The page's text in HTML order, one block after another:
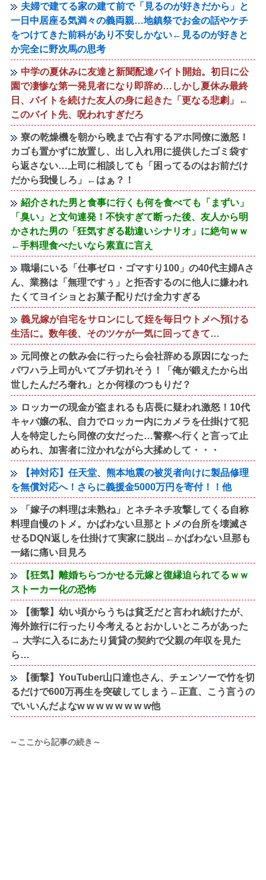
夫婦で建てる家の建て前で「見るのが好きだから」と
一日中居座る気満々の義両親…地鎮祭でお金の話やケチ
をつけてきた前科があり不安しかない←見るのが好きと
か完全に野次馬の思考
中学の夏休みに友達と新聞配達バイト開始。初日に公
園で凄惨な第一発見者になり即辞め…しかし夏休み最終
日、バイトを続けた友人の身に起きた「更なる悲劇」←
このバイト先、呪われすぎだろ
寮の乾燥機を朝から晩まで占有するアホ同僚に激怒！
カゴも置かずに放置し、出し入れ用に提供したゴミ袋す
ら返さない…上司に相談しても「困ってるのはお前だけ
だから我慢しろ」←はぁ？！
紹介された男と食事に行くも何を食べても「まずい」
「臭い」と文句連発！不快すぎて断った後、友人から明
かされた男の「狂気すぎる勘違いシナリオ」に絶句ｗｗ
←手料理食べたいなら素直に言え
職場にいる「仕事ゼロ・ゴマすり100」の40代主婦Aさ
ん、業務は「無理ですぅ」と拒否するのに他人に嫌われ
たくてヨイショとお菓子配りだけ全力すぎる
義兄嫁が自宅をサロンにして姪を毎日ウトメへ預ける
生活に。数年後、そのツケが一気に回ってきて…
元同僚との飲み会に行ったら会社辞める原因になった
パワハラ上司がいてブチ切れそう！「俺が鍛えたから出
世したんだろ奢れ」とか何様のつもりだ？
ロッカーの現金が盗まれるも店長に疑われ激怒！10代
キャバ嬢の私、自力でロッカー内にカメラを仕掛けて犯
人を特定したら同僚の女だった…警察へ行くと言って止
められ、加害者に泣かれながら大揉めして・・・
【神対応】任天堂、熊本地震の被災者向けに製品修理
を無償対応へ！さらに義援金5000万円を寄付！！他
「嫁子の料理は未熟ね」とネチネチ攻撃してくる自称
料理自慢のトメ。かばわない旦那とトメの台所を壊滅さ
せるDQN返しを仕掛けて実家に脱出←かばわない旦那も
一緒に痛い目見ろ
【狂気】離婚ちらつかせる元嫁と復縁迫られてるｗｗ
ストーカー化の恐怖
【衝撃】幼い頃からうちは貧乏だと言われ続けたが、
海外旅行に行ったり今考えるとおかしいところがあった
→ 大学に入るにあたり賃貸の契約で父親の年収を見た
ら…
【衝撃】YouTuber山口達也さん、チェンソーで竹を切
るだけで600万再生を突破してしまう←正直、こう言うの
でいいんだよなw w w w w w w w他
～ここから記事の続き～